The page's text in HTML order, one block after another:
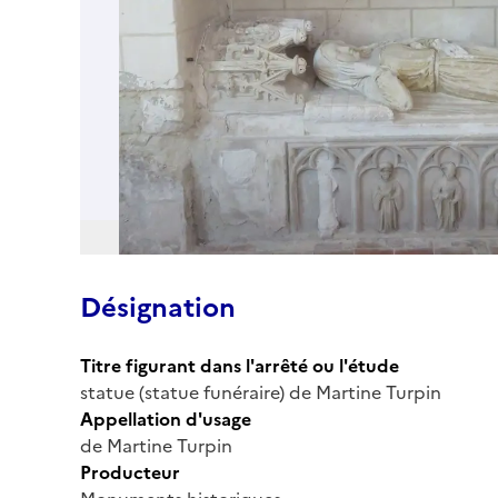
Désignation
Titre figurant dans l'arrêté ou l'étude
statue (statue funéraire) de Martine Turpin
Appellation d'usage
de Martine Turpin
Producteur